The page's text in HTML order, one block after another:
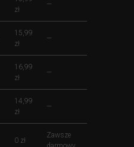
zł
—
15,99
zł
—
16,99
zł
—
14,99
zł
—
0 zł
Zawsze